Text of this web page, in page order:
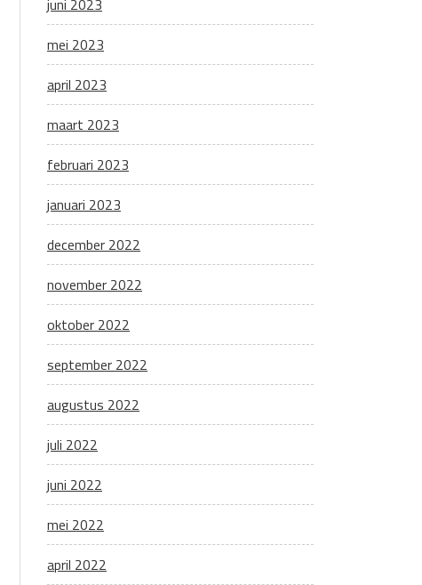
juni 2023
mei 2023
april 2023
maart 2023
februari 2023
januari 2023
december 2022
november 2022
oktober 2022
september 2022
augustus 2022
juli 2022
juni 2022
mei 2022
april 2022